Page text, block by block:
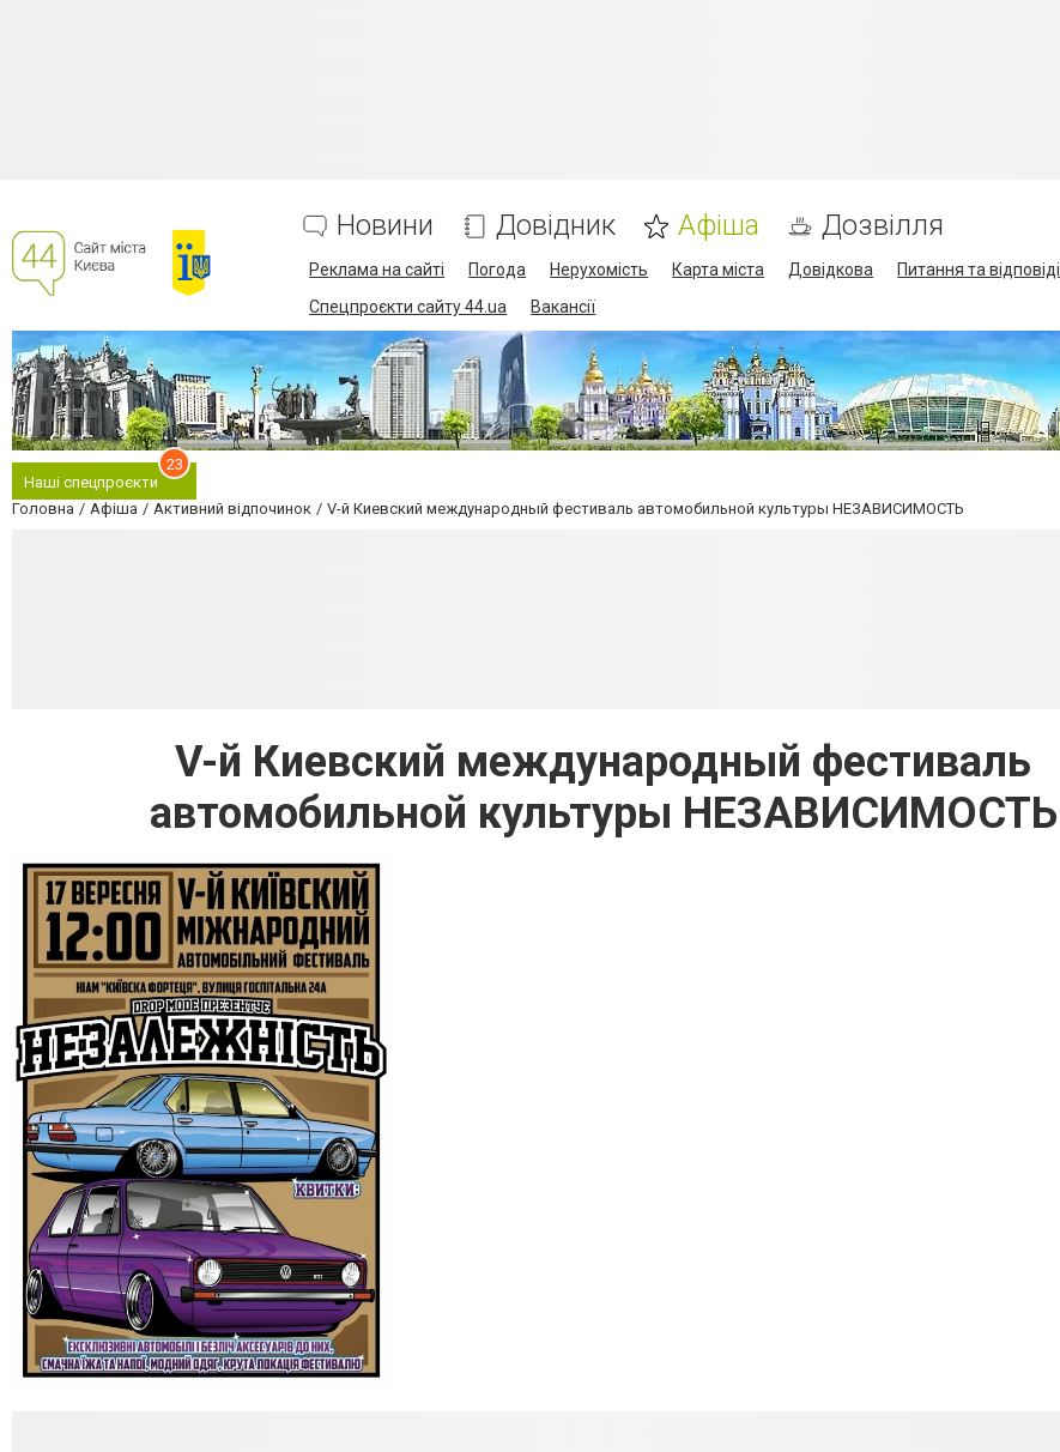
Новини Довідник Афіша Дозвілля
Реклама на сайті Погода Нерухомість Карта міста Довідкова Питання та відповіді
Спецпроєкти сайту 44.ua
Вакансії
Наші спецпроєкти
23
Головна Афіша Активний відпочинок V-й Киевский международный фестиваль автомобильной культуры НЕЗАВИСИМОСТЬ
V-й Киевский международный фестиваль
автомобильной культуры НЕЗАВИСИМОСТЬ